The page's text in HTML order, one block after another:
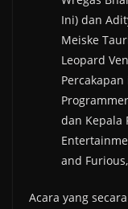
Ini) dan
Meiske
Leopard
dan Kepala
and
Acara yang